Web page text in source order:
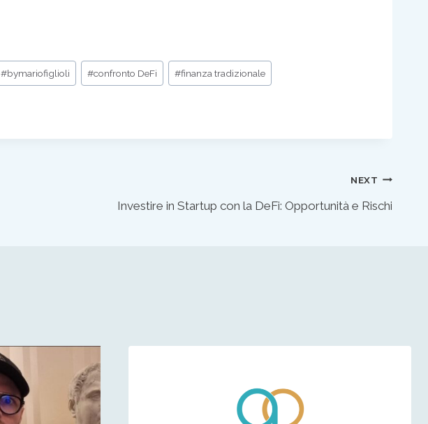
#bymariofiglioli #confronto DeFi #finanza tradizionale
NEXT
Investire in Startup con la DeFi: Opportunità e Rischi